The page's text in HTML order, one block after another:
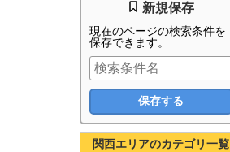
新規保存
現在のページの検索条件を
保存できます。
関西エリアのカテゴリ一覧